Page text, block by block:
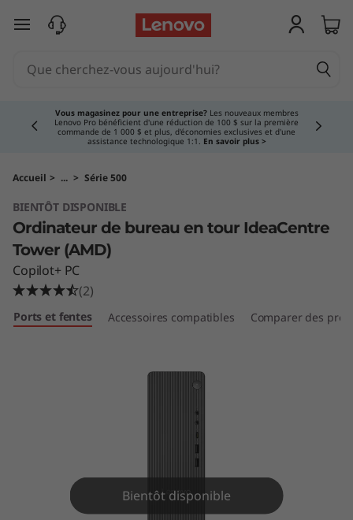
passer au contenu principal
Vous magasinez pour une entreprise?Les nouveaux membres
Lenovo Pro bénéficient d'une réduction de 100 $ sur la première
commande de 1 000 $ et plus, d'économies exclusives et d'une
assistance technologique 1:1. En savoir plus >
Currently displaying item 3 of 5
Accueil > ... > Série 500
BIENTÔT DISPONIBLE
Ordinateur de bureau en tour IdeaCentre
Tower (AMD)
Copilot+ PC
(2)
Ports et fentes Accessoires compatibles Comparer des
Bientôt disponible